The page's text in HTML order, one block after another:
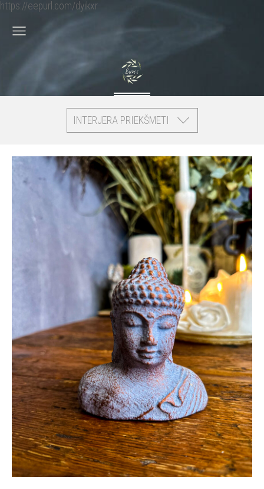
https://eepurl.com/dyikxr
INTERJERA PRIEKŠMETI